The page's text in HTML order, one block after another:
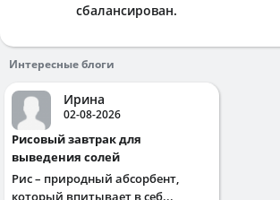
сбалансирован.
Интересные блоги
Ирина
02-08-2026
Рисовый завтрак для
выведения солей
Рис – природный абсорбент,
который впитывает в себ...